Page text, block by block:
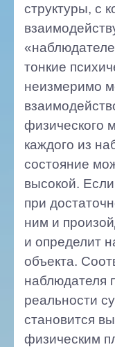
структуры, с
тонкие
неизмеримо
физического
каждого из
состояние
высокой.
при
ним и
и определит
объекта.
наблюдателя
реальности
становится
физическим